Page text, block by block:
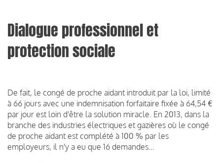
Dialogue professionnel et
protection sociale
De fait, le congé de proche aidant introduit par la loi, limité
à 66 jours avec une indemnisation forfaitaire fixée à 64,54 €
par jour est loin d'être la solution miracle. En 2013, dans la
branche des industries électriques et gazières où le congé
de proche aidant est complété à 100 % par les
employeurs, il n'y a eu que 16 demandes…